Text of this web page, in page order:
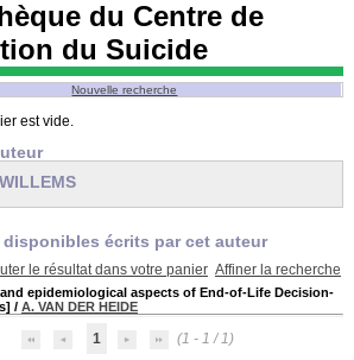
du Centre de
du Suicide
Nouvelle recherche
disponibles écrits par cet auteur
le résultat dans votre panier Affiner la recherche
epidemiological aspects of End-of-Life Decision-
/ A. VAN DER HEIDE
1 (1 - 1 / 1)